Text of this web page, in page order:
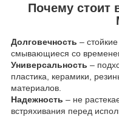
Почему стоит
Долговечность –
смывающиеся со
Универсальность –
пластика, керамики,
материалов.
Надежность – не
встряхивания перед